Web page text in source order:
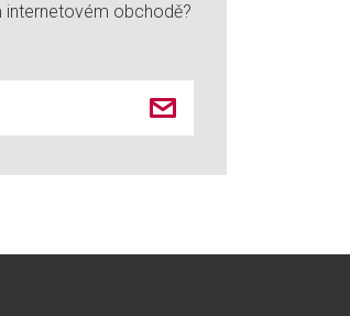
internetovém obchodě?